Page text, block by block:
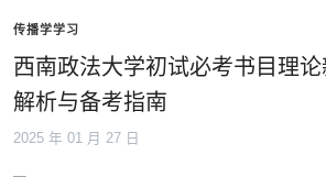
传播学学习
西南政法大学初试必考书目理
解析与备考指南
2025 年 01 月 27 日